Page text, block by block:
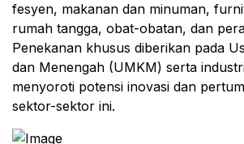
fesyen, makanan dan minuman,
rumah tangga, obat-obatan, dan
Penekanan khusus diberikan pada
dan Menengah (UMKM) serta
menyoroti potensi inovasi dan
sektor-sektor ini.